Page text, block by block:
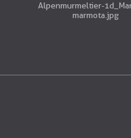
Alpenmurmeltier-
marmota.jpg